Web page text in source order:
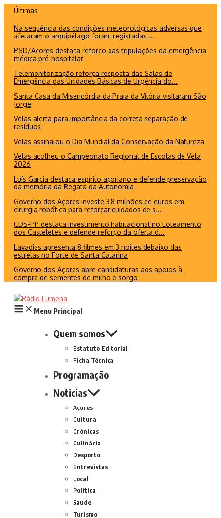
conteúdo
Últimas
Na sequência das condições meteorológicas adversas que
afetaram o arquipélago foram registadas ...
PSD/Açores destaca reforço das tripulações da emergência
médica pré-hospitalar
Telemonitorização reforça resposta das Salas de
Emergência das Unidades Básicas de Urgência do...
Santa Casa da Misericórdia da Praia da Vitória visitaram São
Jorge
Velas alerta para importância da correta separação de
resíduos
Velas assinalou o Dia Mundial da Conservação da Natureza
Velas acolheu o Campeonato Regional de Escolas de Vela
2026
Luís Garcia destaca espírito açoriano e defende preservação
da memória da Regata da Autonomia
Governo dos Açores investe 3,8 milhões de euros em
cirurgia robótica para reforçar cuidados de s...
CDS-PP destaca investimento habitacional no Loteamento
dos Casteletes e defende reforço da oferta d...
Lavadias apresenta 8 filmes em 3 noites debaixo das
estrelas no Forte de Santa Catarina
Governo dos Açores abre candidaturas aos apoios à
compra de sementes de milho e sorgo
Menu Principal
Quem somos
Estatuto Editorial
Ficha Técnica
Programação
Noticias
Açores
Cultura
Crónicas
Culinária
Desporto
Entrevistas
Local
Politica
Saude
Turismo